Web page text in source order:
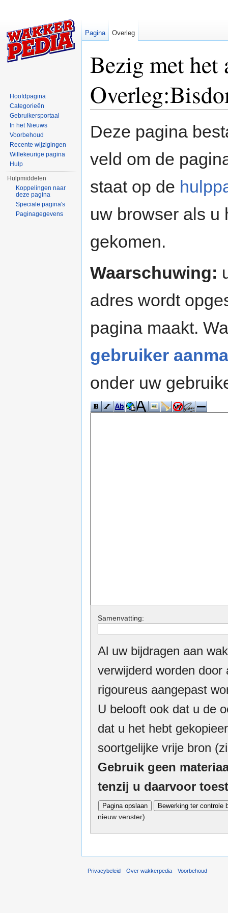
Bezig met het
Deze pagina
veld om de
staat op de
uw browser als u
gekomen.
Waarschuwing:
adres wordt
pagina maakt.
gebruiker
onder uw
Samenvatting:
Al uw bijdragen aan
verwijderd worden
rigoureus aangepast
U belooft ook dat u de
dat u het hebt
soortgelijke vrije bron
Gebruik geen
tenzij u daarvoor
nieuw venster)
Pagina Overleg
Hoofdpagina
Categorieën
Gebruikersportaal
In het Nieuws
Voorbehoud
Recente wijzigingen
Willekeurige pagina
Hulp
Hulpmiddelen
Koppelingen naar
deze pagina
Speciale pagina's
Paginagegevens
Privacybeleid Over wakkerpedia Voorbehoud